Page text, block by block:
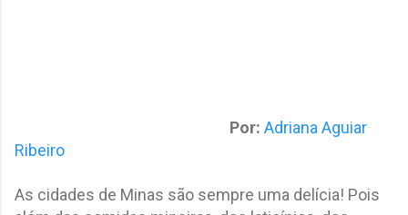
Por: Adriana Aguiar
Ribeiro
As cidades de Minas são sempre uma delícia! Pois